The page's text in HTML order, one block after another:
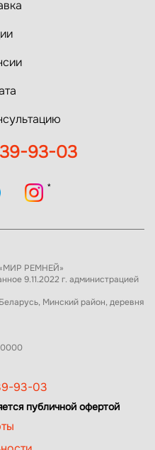
93-03
*
«МИР РЕМНЕЙ»
9.11.2022 г. администрацией
Минский район, деревня
93-03
публичной офертой